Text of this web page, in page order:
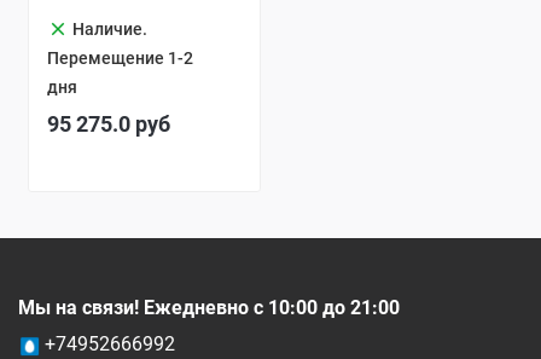
clear Наличие.
Перемещение 1-2
дня
95 275.0 руб
Мы на связи! Ежедневно с 10:00 до 21:00
+74952666992